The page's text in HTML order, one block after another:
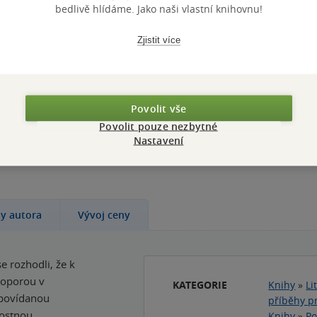
Zobrazit
tři generace žen a celé století rodinných
autora Vývoj ceny
rozhodli, že k
v
KATEGORIE Knihy »
příběhy
bedlivě hlídáme. Jako naši vlastní knihovnu!
Zjistit více
Povolit vše
Povolit pouze nezbytné
Nastavení